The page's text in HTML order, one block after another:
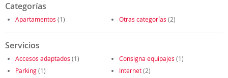
Categorías
Apartamentos (1) Otras categorías (2)
Servicios
Accesos adaptados (1) Consigna equipajes (1)
Parking(1) Internet(2)